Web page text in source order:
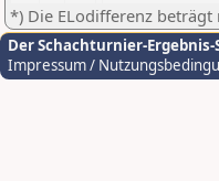
*) Die ELodifferenz beträgt
Der Schachturnier-Ergebnis-
Impressum /